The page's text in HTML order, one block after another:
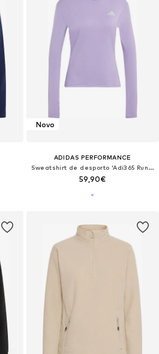
Novo
ADIDAS PERFORMANCE
Sweatshirt de desporto 'Adi365 Running Essentials'
59,90€